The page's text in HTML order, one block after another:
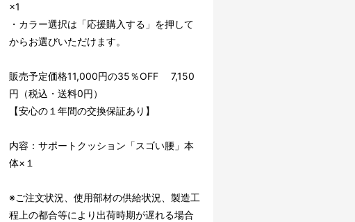
×1
・カラー選択は「応援購入する」を押して
からお選びいただけます。
販売予定価格11,000円の35％OFF 7,150
円（税込・送料0円）
【安心の１年間の交換保証あり】
内容：サポートクッション「スゴい腰」本
体×１
※ご注文状況、使用部材の供給状況、製造工
程上の都合等により出荷時期が遅れる場合